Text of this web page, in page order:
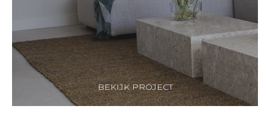
BEKIJK PROJECT